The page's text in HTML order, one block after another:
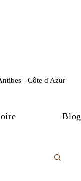
- Côte d'Azur
Blog